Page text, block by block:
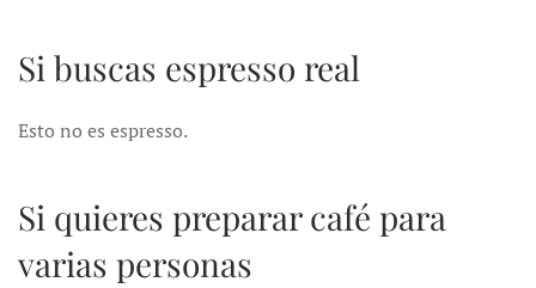
Si buscas espresso real
Esto no es espresso.
Si quieres preparar café para
varias personas